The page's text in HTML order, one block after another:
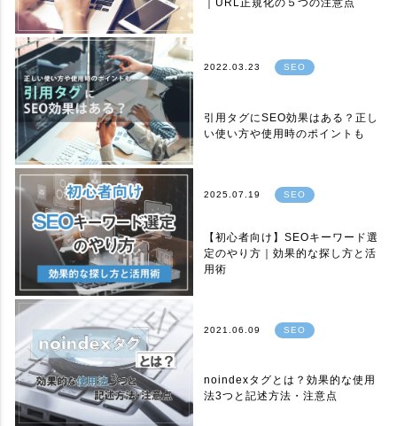
｜URL正規化の５つの注意点
2022.03.23 SEO
引用タグにSEO効果はある？正し
い使い方や使用時のポイントも
2025.07.19 SEO
【初心者向け】SEOキーワード選
定のやり方｜効果的な探し方と活
用術
2021.06.09 SEO
noindexタグとは？効果的な使用
法3つと記述方法・注意点